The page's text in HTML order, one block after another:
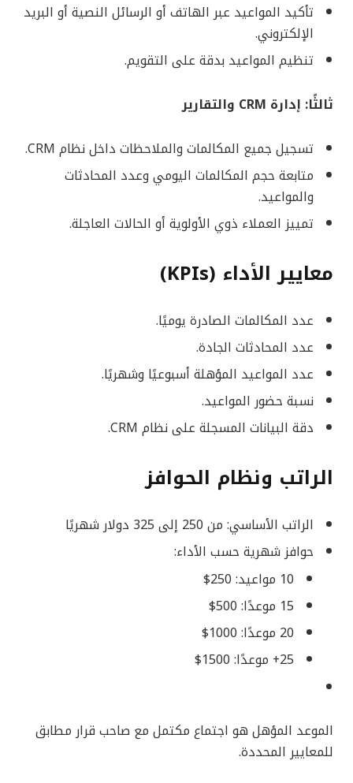
تأكيد المواعيد عبر الهاتف أو الرسائل النصية أو البريد
الإلكتروني.
تنظيم المواعيد بدقة على التقويم.
ثالثًا: إدارة CRM والتقارير
تسجيل جميع المكالمات والملاحظات داخل نظام CRM.
متابعة حجم المكالمات اليومي وعدد المحادثات
والمواعيد.
تمييز العملاء ذوي الأولوية أو الحالات العاجلة.
معايير الأداء (KPIs)
عدد المكالمات الصادرة يوميًا.
عدد المحادثات الجادة.
عدد المواعيد المؤهلة أسبوعيًا وشهريًا.
نسبة حضور المواعيد.
دقة البيانات المسجلة على نظام CRM.
الراتب ونظام الحوافز
الراتب الأساسي: من 250 إلى 325 دولار شهريًا
حوافز شهرية حسب الأداء:
10 مواعيد: 250$
15 موعدًا: 500$
20 موعدًا: 1000$
25+ موعدًا: 1500$
الموعد المؤهل هو اجتماع مكتمل مع صاحب قرار مطابق
للمعايير المحددة.